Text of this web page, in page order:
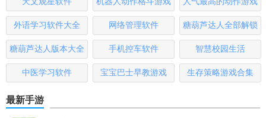
1. 用户体验：界面简洁直观，操作流畅，适合各年龄段用户
使用。
2. 内容丰富：涵盖搞笑、美食、旅行、知识分享等多个领
域，满足多样化需求。
从新手到网红的转变。
大全
排行榜
外语学习软件大全 网络管理软件
糖葫芦达人全部解锁
版
糖葫芦达人版本大全 手机控车软件 智慧校园生活
中医学习软件 宝宝巴士早教游戏 生存策略游戏合集
最新手游